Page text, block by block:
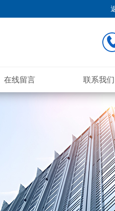
在线留言 联系我们